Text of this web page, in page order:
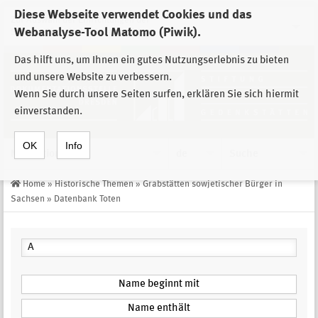
Diese Webseite verwendet Cookies und das
Webanalyse-Tool Matomo (Piwik).
Das hilft uns, um Ihnen ein gutes Nutzungserlebnis zu bieten
und unsere Website zu verbessern.
Wenn Sie durch unsere Seiten surfen, erklären Sie sich hiermit
einverstanden.
OK Info
Zur Auswahl der Einrichtungen der
Stiftung Sächsische Gedenkstätten
Home » Historische Themen » Grabstätten sowjetischer Bürger in
Sachsen » Datenbank Toten